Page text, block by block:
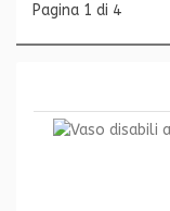
Pagina 1 di 4